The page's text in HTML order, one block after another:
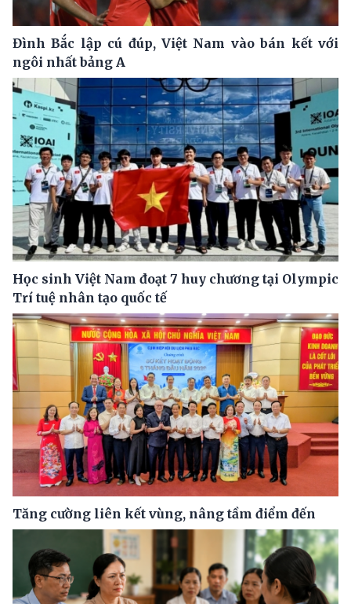
Đình Bắc lập cú đúp, Việt Nam vào bán kết với
ngôi nhất bảng A
Học sinh Việt Nam đoạt 7 huy chương tại Olympic
Trí tuệ nhân tạo quốc tế
Tăng cường liên kết vùng, nâng tầm điểm đến